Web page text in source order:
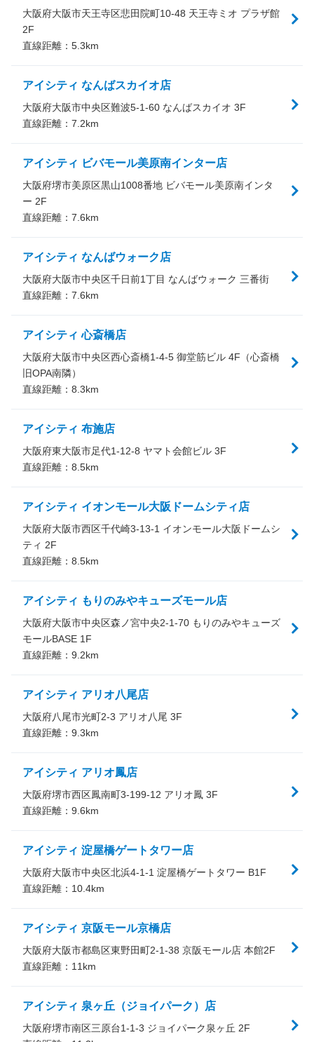
大阪府大阪市天王寺区悲田院町10-48 天王寺ミオ プラザ館
2F
直線距離： 5.3km
アイシティ なんばスカイオ店
大阪府大阪市中央区難波5-1-60 なんばスカイオ 3F
直線距離： 7.2km
アイシティ ビバモール美原南インター店
大阪府堺市美原区黒山1008番地 ビバモール美原南インタ
ー 2F
直線距離： 7.6km
アイシティ なんばウォーク店
大阪府大阪市中央区千日前1丁目 なんばウォーク 三番街
直線距離： 7.6km
アイシティ 心斎橋店
大阪府大阪市中央区西心斎橋1-4-5 御堂筋ビル 4F（心斎橋
旧OPA南隣）
直線距離： 8.3km
アイシティ 布施店
大阪府東大阪市足代1-12-8 ヤマト会館ビル 3F
直線距離： 8.5km
アイシティ イオンモール大阪ドームシティ店
大阪府大阪市西区千代崎3-13-1 イオンモール大阪ドームシ
ティ 2F
直線距離： 8.5km
アイシティ もりのみやキューズモール店
大阪府大阪市中央区森ノ宮中央2-1-70 もりのみやキューズ
モールBASE 1F
直線距離： 9.2km
アイシティ アリオ八尾店
大阪府八尾市光町2-3 アリオ八尾 3F
直線距離： 9.3km
アイシティ アリオ鳳店
大阪府堺市西区鳳南町3-199-12 アリオ鳳 3F
直線距離： 9.6km
アイシティ 淀屋橋ゲートタワー店
大阪府大阪市中央区北浜4-1-1 淀屋橋ゲートタワー B1F
直線距離： 10.4km
アイシティ 京阪モール京橋店
大阪府大阪市都島区東野田町2-1-38 京阪モール店 本館2F
直線距離： 11 km
アイシティ 泉ヶ丘（ジョイパーク）店
大阪府堺市南区三原台1-1-3 ジョイパーク泉ヶ丘 2F